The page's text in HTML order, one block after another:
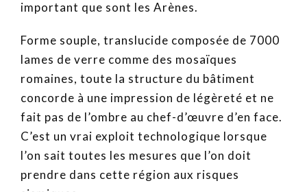
important que sont les Arènes.
Forme souple, translucide composée de 7000
lames de verre comme des mosaïques
romaines, toute la structure du bâtiment
concorde à une impression de légèreté et ne
fait pas de l’ombre au chef-d’œuvre d’en face.
C’est un vrai exploit technologique lorsque
l’on sait toutes les mesures que l’on doit
prendre dans cette région aux risques